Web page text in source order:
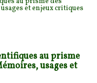
au prisme
usages et